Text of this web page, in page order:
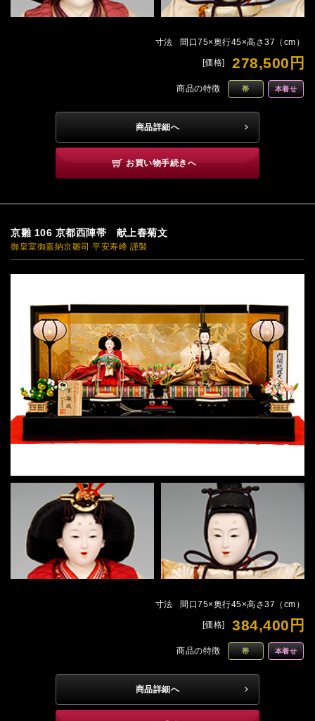
寸法 間口75×奥行45×高さ37（cm）
[価格] 278,500円
商品の特徴 帯 本着せ
商品詳細へ
お買い物手続きへ
京雛 106 京都西陣帯 献上春菊文
御皇室御嘉納京雛司 平安寿峰 謹製
寸法 間口75×奥行45×高さ37（cm）
[価格] 384,400円
商品の特徴 帯 本着せ
商品詳細へ